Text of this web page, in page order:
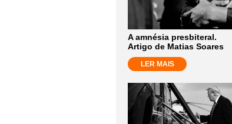
A amnésia presbiteral.
Artigo de Matias Soares
LER MAIS